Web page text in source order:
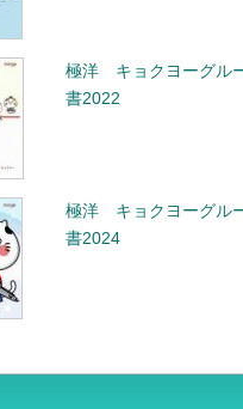
極洋 キョクヨーグル
書2022
極洋 キョクヨーグル
書2024